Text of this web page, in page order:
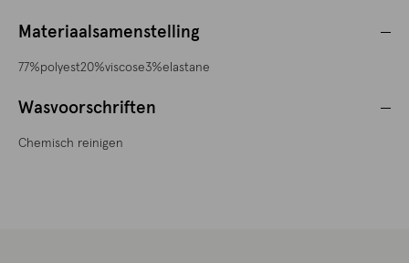
Materiaalsamenstelling
77%polyest20%viscose3%elastane
Wasvoorschriften
Chemisch reinigen